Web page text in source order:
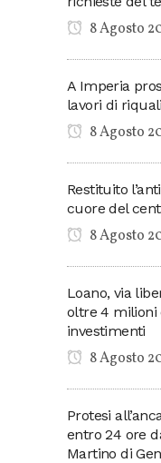
8 Agosto
A Imperia
lavori di
8 Agosto
Restituito
cuore del
8 Agosto
Loano, via
oltre 4 milioni
investimenti
8 Agosto
Protesi
entro 24 ore
Martino di